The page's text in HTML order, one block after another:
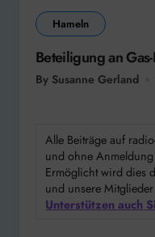
Hameln
Beteiligung an
By Susanne Gerland
Alle Beiträge auf
und ohne
Ermöglicht wird dies
und unsere
Unterstützen auch